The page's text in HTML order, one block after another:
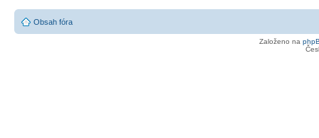
Obsah fóra
Založeno na